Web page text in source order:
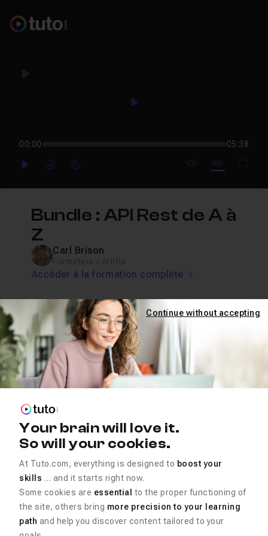
Play
00:00 05:38
ForwardForward mute video
Subtitles
Bundle : API Rest de A à
Z
Carl Brison
Accéder à la formation complète